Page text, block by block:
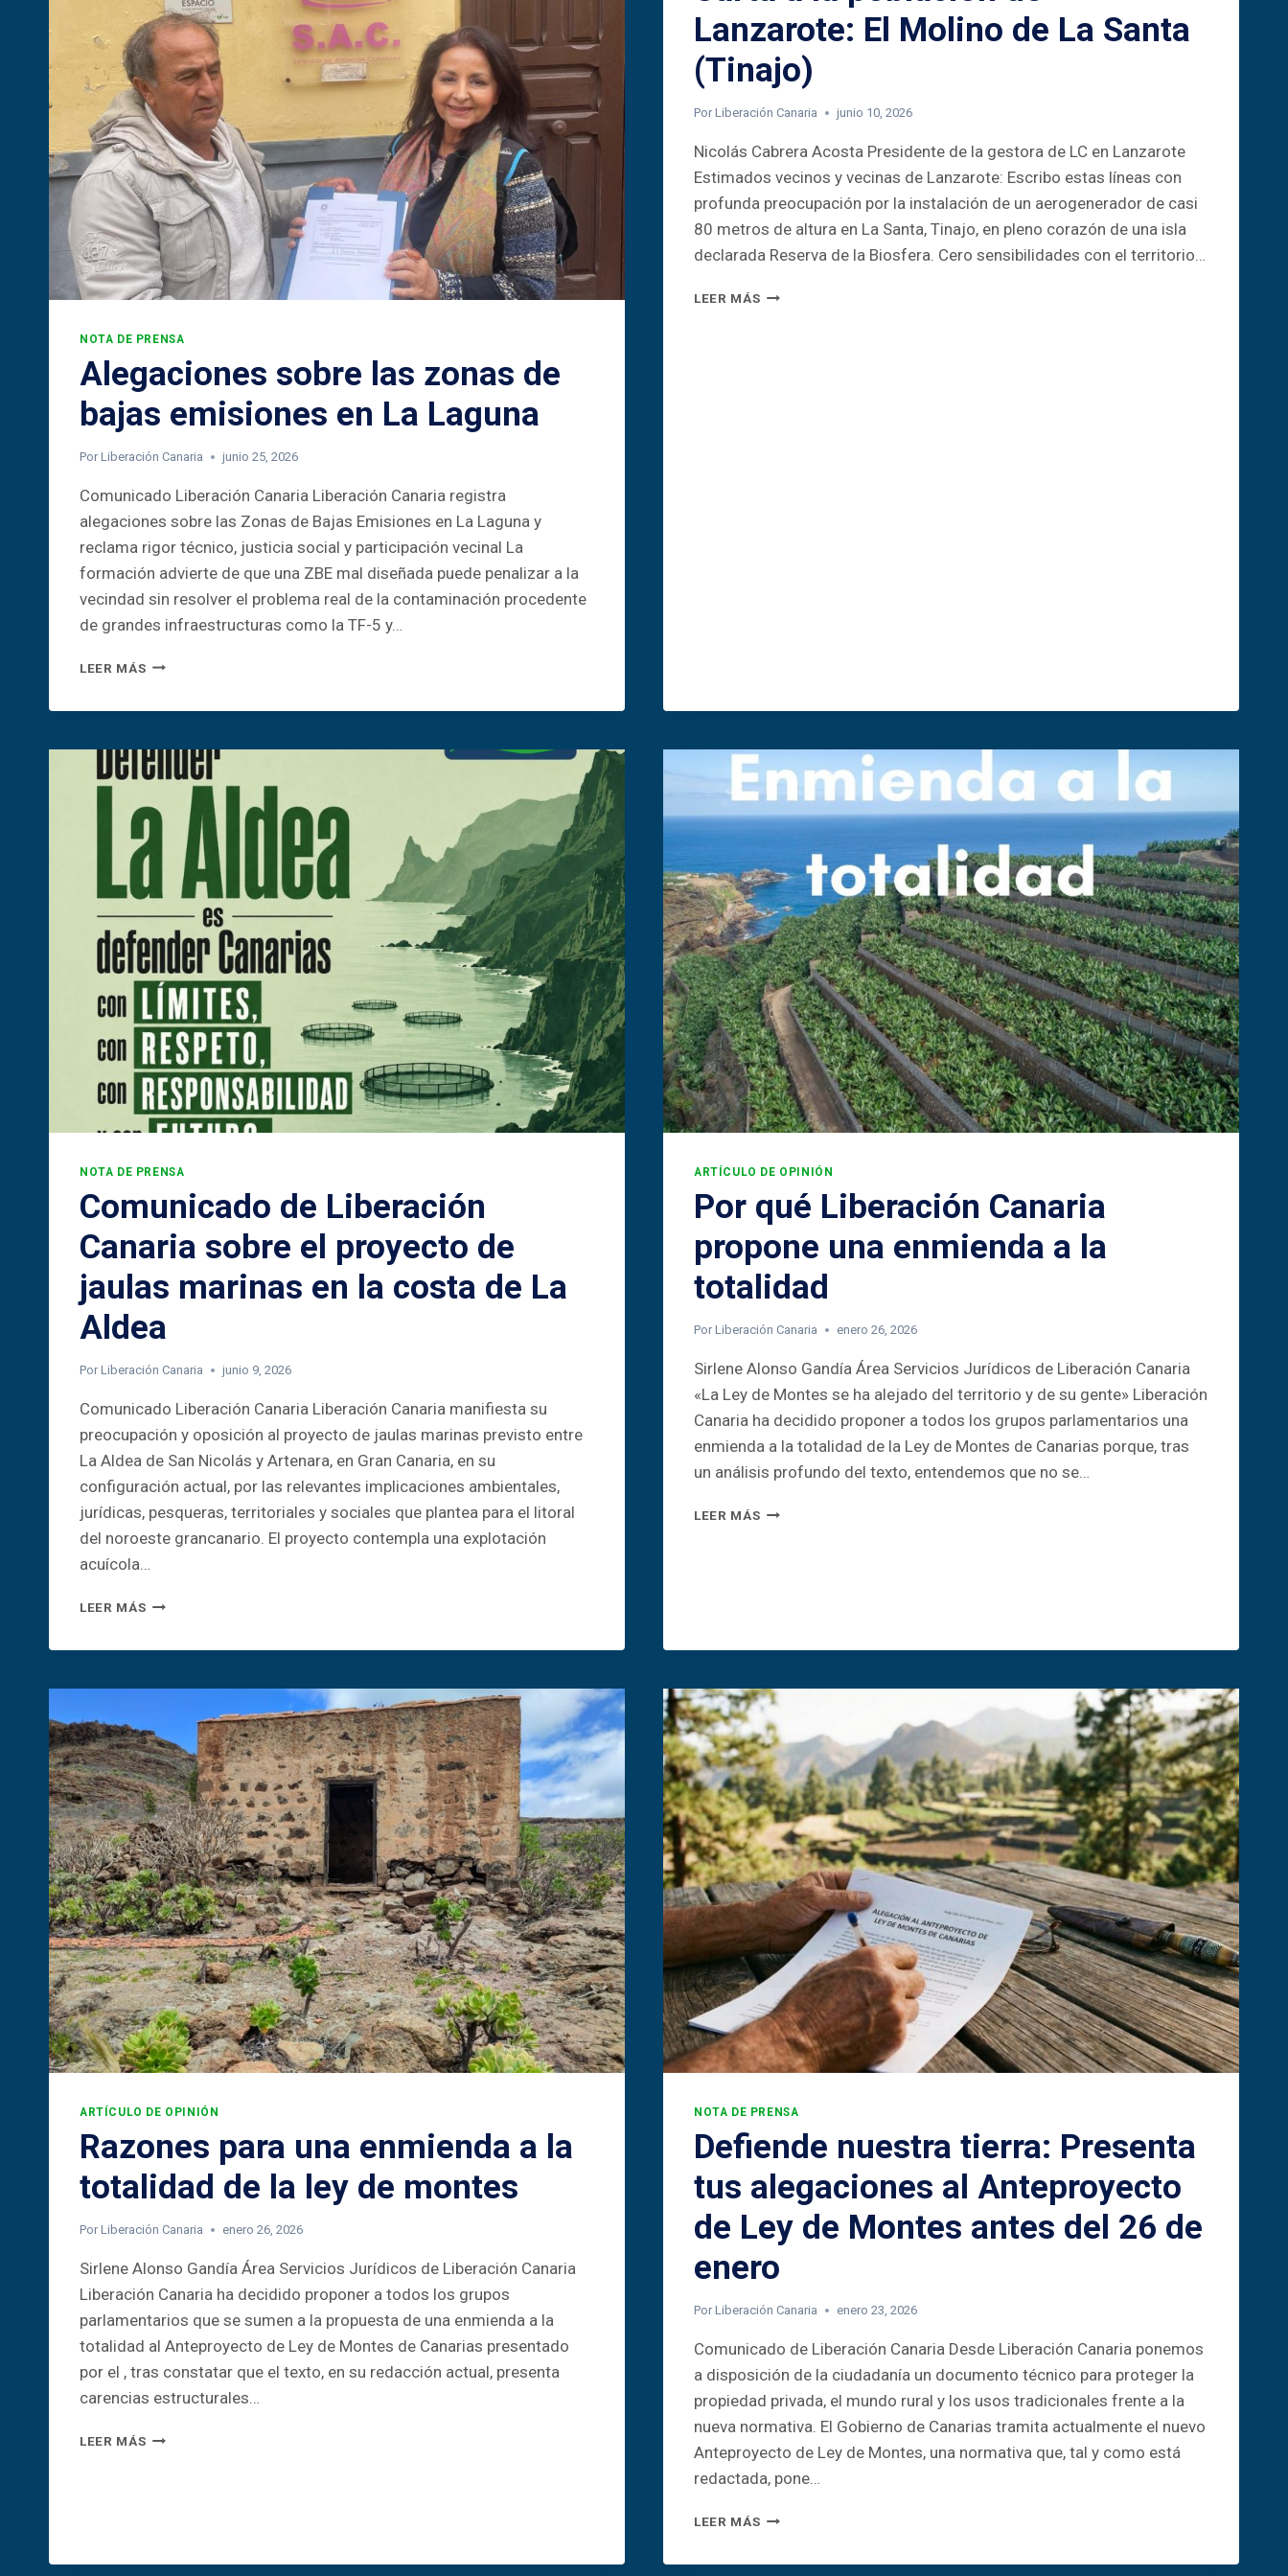
NOTA DE PRENSA
Alegaciones sobre las zonas de
bajas emisiones en La Laguna
Por Liberación Canaria junio 25, 2026
Comunicado Liberación Canaria Liberación Canaria registra
alegaciones sobre las Zonas de Bajas Emisiones en La Laguna y
reclama rigor técnico, justicia social y participación vecinal La
formación advierte de que una ZBE mal diseñada puede penalizar a la
vecindad sin resolver el problema real de la contaminación procedente
de grandes infraestructuras como la TF-5 y…
LEER MÁSALEGACIONES
BAJAS
EMISIONES
EN
LA
LAGUNA
Lanzarote: El Molino de La Santa
(Tinajo)
Por Liberación Canaria junio 10, 2026
Nicolás Cabrera Acosta Presidente de la gestora de LC en Lanzarote
Estimados vecinos y vecinas de Lanzarote: Escribo estas líneas con
profunda preocupación por la instalación de un aerogenerador de casi
80 metros de altura en La Santa, Tinajo, en pleno corazón de una isla
declarada Reserva de la Biosfera. Cero sensibilidades con el territorio…
LEER MÁSCARTA
NOTA DE PRENSA
Comunicado de Liberación
Canaria sobre el proyecto de
jaulas marinas en la costa de La
Aldea
Por Liberación Canaria junio 9, 2026
Comunicado Liberación Canaria Liberación Canaria manifiesta su
preocupación y oposición al proyecto de jaulas marinas previsto entre
La Aldea de San Nicolás y Artenara, en Gran Canaria, en su
configuración actual, por las relevantes implicaciones ambientales,
jurídicas, pesqueras, territoriales y sociales que plantea para el litoral
del noroeste grancanario. El proyecto contempla una explotación
acuícola…
LEER MÁSCOMUNICADO
PROYECTO
DE
JAULAS
MARINAS
EN
LA
COSTA
DE
LA
ALDEA
ARTÍCULO DE OPINIÓN
Por qué Liberación Canaria
propone una enmienda a la
totalidad
Por Liberación Canaria enero 26, 2026
Sirlene Alonso Gandía Área Servicios Jurídicos de Liberación Canaria
«La Ley de Montes se ha alejado del territorio y de su gente» Liberación
Canaria ha decidido proponer a todos los grupos parlamentarios una
enmienda a la totalidad de la Ley de Montes de Canarias porque, tras
un análisis profundo del texto, entendemos que no se…
LEER MÁSPOR
A
TOTALIDAD
ARTÍCULO DE OPINIÓN
Razones para una enmienda a la
totalidad de la ley de montes
Por Liberación Canaria enero 26, 2026
Sirlene Alonso Gandía Área Servicios Jurídicos de Liberación Canaria
Liberación Canaria ha decidido proponer a todos los grupos
parlamentarios que se sumen a la propuesta de una enmienda a la
totalidad al Anteproyecto de Ley de Montes de Canarias presentado
por el , tras constatar que el texto, en su redacción actual, presenta
carencias estructurales…
LEER MÁSRAZONES
NOTA DE PRENSA
Defiende nuestra tierra: Presenta
tus alegaciones al Anteproyecto
de Ley de Montes antes del 26 de
enero
Por Liberación Canaria enero 23, 2026
Comunicado de Liberación Canaria Desde Liberación Canaria ponemos
a disposición de la ciudadanía un documento técnico para proteger la
propiedad privada, el mundo rural y los usos tradicionales frente a la
nueva normativa. El Gobierno de Canarias tramita actualmente el nuevo
Anteproyecto de Ley de Montes, una normativa que, tal y como está
redactada, pone…
LEER MÁSDEFIENDE